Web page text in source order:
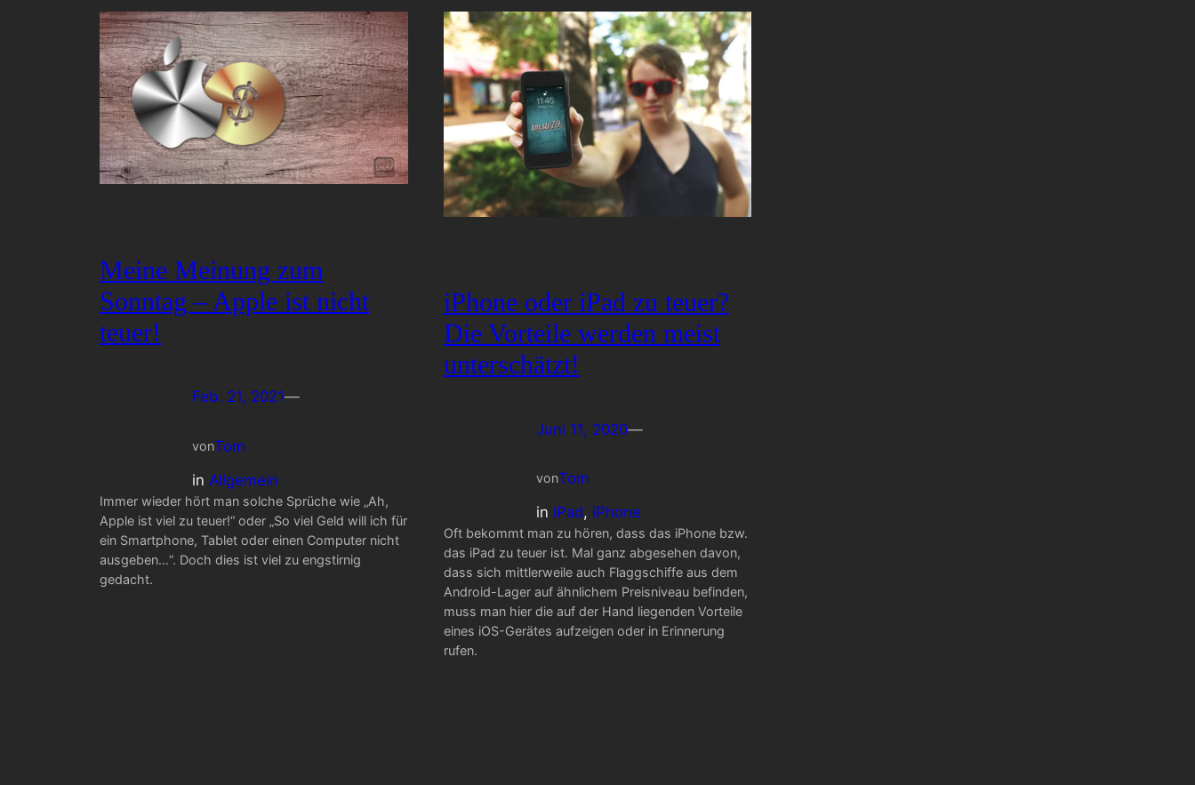
Meine Meinung zum
Sonntag – Apple ist nicht
teuer!
Feb. 21, 2021—
vonTom
in Allgemein
Immer wieder hört man solche Sprüche wie „Ah,
Apple ist viel zu teuer!“ oder „So viel Geld will ich für
ein Smartphone, Tablet oder einen Computer nicht
ausgeben…“. Doch dies ist viel zu engstirnig
gedacht.
iPhone oder iPad zu teuer?
Die Vorteile werden meist
unterschätzt!
Juni 11, 2020—
vonTom
in iPad, iPhone
Oft bekommt man zu hören, dass das iPhone bzw.
das iPad zu teuer ist. Mal ganz abgesehen davon,
dass sich mittlerweile auch Flaggschiffe aus dem
Android-Lager auf ähnlichem Preisniveau befinden,
muss man hier die auf der Hand liegenden Vorteile
eines iOS-Gerätes aufzeigen oder in Erinnerung
rufen.